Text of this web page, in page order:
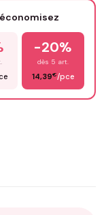
-20%
dès 5 art.
14,39€/pce